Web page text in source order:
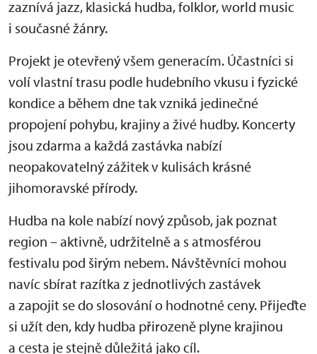
zaznívá jazz, klasická hudba, folklor, world music
i současné žánry.
Projekt je otevřený všem generacím. Účastníci si
volí vlastní trasu podle hudebního vkusu i fyzické
kondice a během dne tak vzniká jedinečné
propojení pohybu, krajiny a živé hudby. Koncerty
jsou zdarma a každá zastávka nabízí
neopakovatelný zážitek v kulisách krásné
jihomoravské přírody.
Hudba na kole nabízí nový způsob, jak poznat
region – aktivně, udržitelně a s atmosférou
festivalu pod širým nebem. Návštěvníci mohou
navíc sbírat razítka z jednotlivých zastávek
a zapojit se do slosování o hodnotné ceny. Přijeďte
si užít den, kdy hudba přirozeně plyne krajinou
a cesta je stejně důležitá jako cíl.